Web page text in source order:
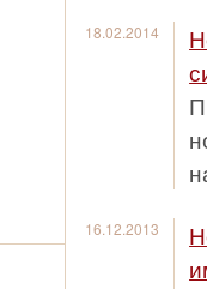
18.02.2014
16.12.2013